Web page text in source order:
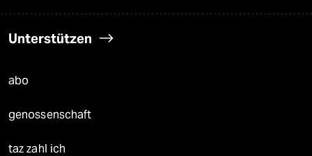
Unterstützen
abo
genossenschaft
taz zahl ich